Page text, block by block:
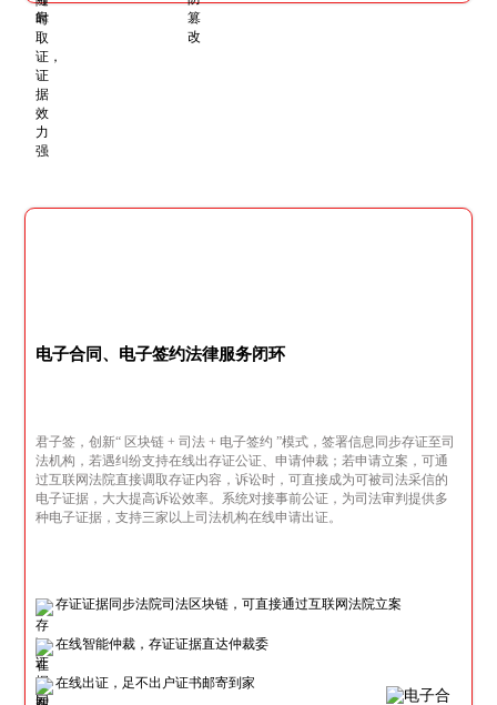
电子合同、电子签约法律服务闭环
君子签，创新“ 区块链 + 司法 + 电子签约 ”模式，签署信息同步存证至司
法机构，若遇纠纷支持在线出存证公证、申请仲裁；若申请立案，可通
过互联网法院直接调取存证内容，诉讼时，可直接成为可被司法采信的
电子证据，大大提高诉讼效率。系统对接事前公证，为司法审判提供多
种电子证据，支持三家以上司法机构在线申请出证。
存证证据同步法院司法区块链，可直接通过互联网法院立案
在线智能仲裁，存证证据直达仲裁委
在线出证，足不出户证书邮寄到家